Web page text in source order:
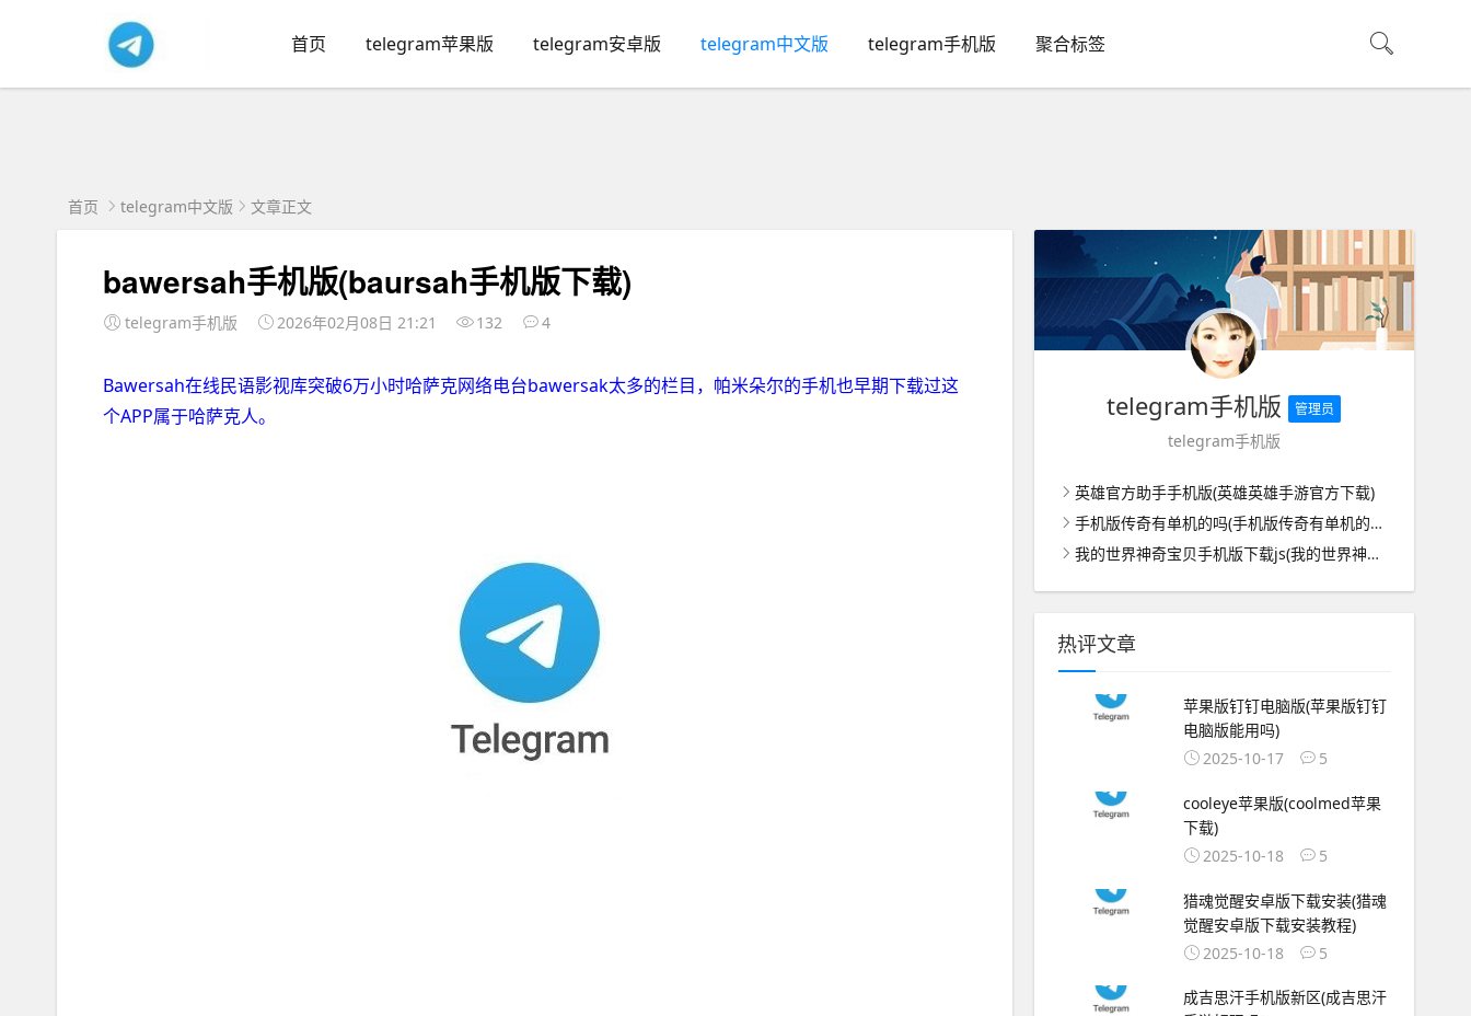
首页 telegram苹果版 telegram安卓版 telegram中文版 telegram手机版 聚合标签
首页 telegram中文版 文章正文
bawersah手机版(baursah手机版下载)
telegram手机版 2026年02月08日 21:21 132 4
Bawersah在线民语影视库突破6万小时哈萨克网络电台bawersak太多的栏目，帕米朵尔的手机也早期下载过这
个APP属于哈萨克人。
telegram手机版 管理员
telegram手机版
英雄官方助手手机版(英雄英雄手游官方下载)
手机版传奇有单机的吗(手机版传奇有单机的吗怎么玩)
我的世界神奇宝贝手机版下载js(我的世界神奇宝贝手机版下载无视频)
热评文章
苹果版钉钉电脑版(苹果版钉钉
电脑版能用吗)
2025-10-17
5
cooleye苹果版(coolmed苹果
下载)
2025-10-18
5
猎魂觉醒安卓版下载安装(猎魂
觉醒安卓版下载安装教程)
2025-10-18
5
成吉思汗手机版新区(成吉思汗